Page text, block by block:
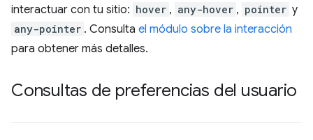
interactuar con tu sitio: hover , any-hover , pointer y
any-pointer . Consulta el módulo sobre la interacción
para obtener más detalles.
Consultas de preferencias del usuario